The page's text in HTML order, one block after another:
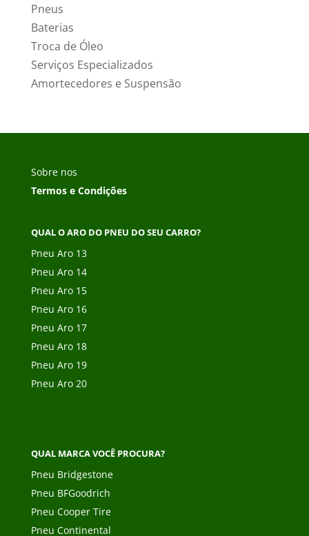
Pneus
Baterias
Troca de Óleo
Serviços Especializados
Amortecedores e Suspensão
Sobre nos
Termos e Condições
QUAL O ARO DO PNEU DO SEU CARRO?
Pneu Aro 13
Pneu Aro 14
Pneu Aro 15
Pneu Aro 16
Pneu Aro 17
Pneu Aro 18
Pneu Aro 19
Pneu Aro 20
QUAL MARCA VOCÊ PROCURA?
Pneu Bridgestone
Pneu BFGoodrich
Pneu Cooper Tire
Pneu Continental